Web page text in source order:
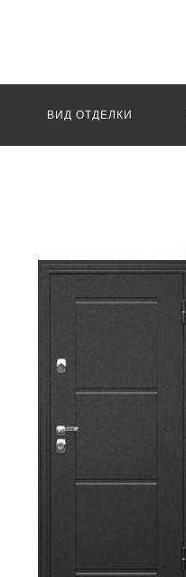
ВИД ОТДЕЛКИ